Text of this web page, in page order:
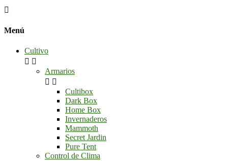

Menú
Cultivo
 
Armarios
 
Cultibox
Dark Box
Home Box
Invernaderos
Mammoth
Secret Jardin
Pure Tent
Control de Clima